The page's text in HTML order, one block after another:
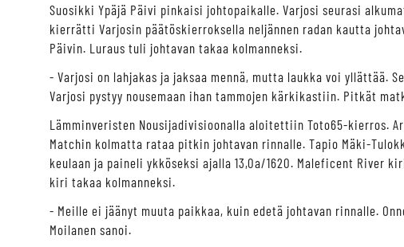
Suosikki Ypäjä Päivi pinkaisi johtopaikalle. Varjosi seurasi
kierrätti Varjosin päätöskierroksella neljännen radan kautta
Päivin. Luraus tuli johtavan takaa kolmanneksi.
- Varjosi on lahjakas ja jaksaa mennä, mutta laukka voi yllättää.
Varjosi pystyy nousemaan ihan tammojen kärkikastiin. Pitkät
Lämminveristen Nousijadivisioonalla aloitettiin Toto65-kierros.
Matchin kolmatta rataa pitkin johtavan rinnalle. Tapio Mäki-
keulaan ja paineli ykköseksi ajalla 13,0a/1620. Maleficent River
kiri takaa kolmanneksi.
- Meille ei jäänyt muuta paikkaa, kuin edetä johtavan rinnalle.
Moilanen sanoi.